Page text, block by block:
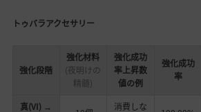
トゥバラアクセサリー
強化段階
強化材料
(夜明けの
精髄)
強化成功
率上昇数
値の例
強化成功
率
真(VI) →
消費しな